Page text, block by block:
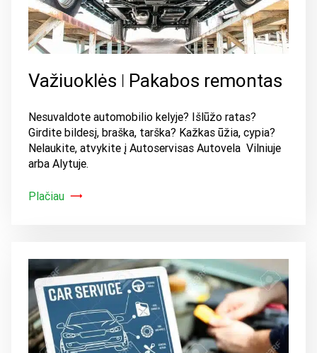
Važiuoklės ǀ Pakabos remontas
Nesuvaldote automobilio kelyje? Išlūžo ratas?
Girdite bildesį, braška, tarška? Kažkas ūžia, cypia?
Nelaukite, atvykite į Autoservisas Autovela Vilniuje
arba Alytuje.
Plačiau